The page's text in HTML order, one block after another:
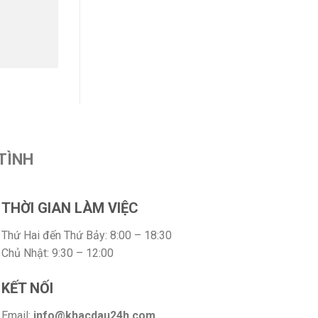
THỜI GIAN LÀM VIỆC
Thứ Hai đến Thứ Bảy: 8:00 – 18:30
Chủ Nhật: 9:30 – 12:00
KẾT NỐI